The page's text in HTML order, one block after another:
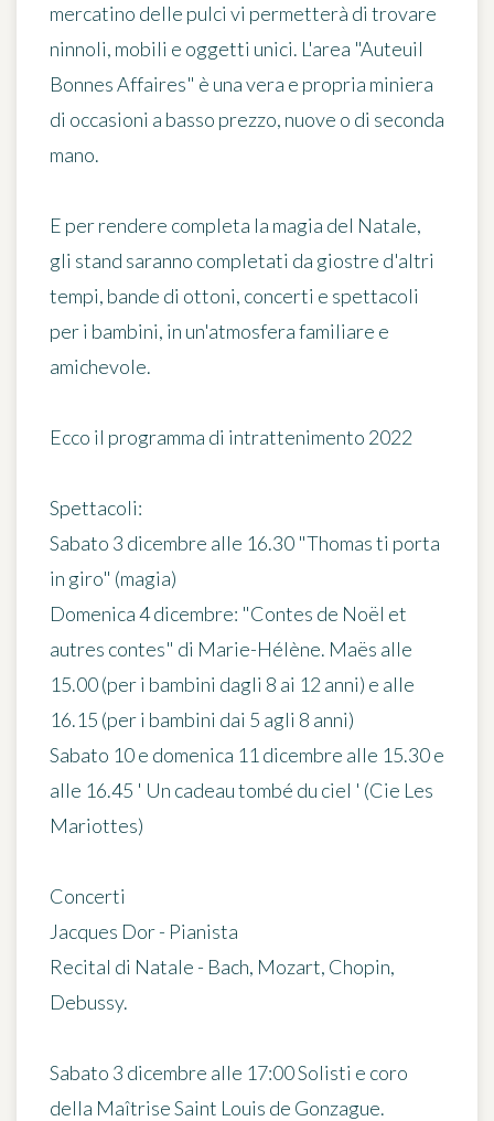
mercatino delle pulci vi permetterà di trovare
ninnoli, mobili e oggetti unici. L'area "Auteuil
Bonnes Affaires" è una vera e propria miniera
di occasioni a basso prezzo, nuove o di seconda
mano.
E per rendere completa la magia del Natale,
gli stand saranno completati da giostre d'altri
tempi, bande di ottoni, concerti e spettacoli
per i bambini, in un'atmosfera familiare e
amichevole.
Ecco il programma di intrattenimento 2022
Spettacoli:
Sabato 3 dicembre alle 16.30 "Thomas ti porta
in giro" (magia)
Domenica 4 dicembre: "Contes de Noël et
autres contes" di Marie-Hélène. Maës alle
15.00 (per i bambini dagli 8 ai 12 anni) e alle
16.15 (per i bambini dai 5 agli 8 anni)
Sabato 10 e domenica 11 dicembre alle 15.30 e
alle 16.45 ' Un cadeau tombé du ciel ' (Cie Les
Mariottes)
Concerti
Jacques Dor - Pianista
Recital di Natale - Bach, Mozart, Chopin,
Debussy.
Sabato 3 dicembre alle 17:00 Solisti e coro
della Maîtrise Saint Louis de Gonzague.